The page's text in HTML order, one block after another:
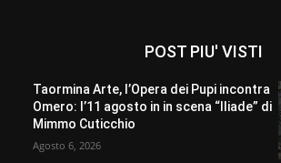
POST PIU' VISTI
Taormina Arte, l’Opera dei Pupi incontra
Omero: l’11 agosto in in scena “Iliade” di
Mimmo Cuticchio
Agosto 6, 2026